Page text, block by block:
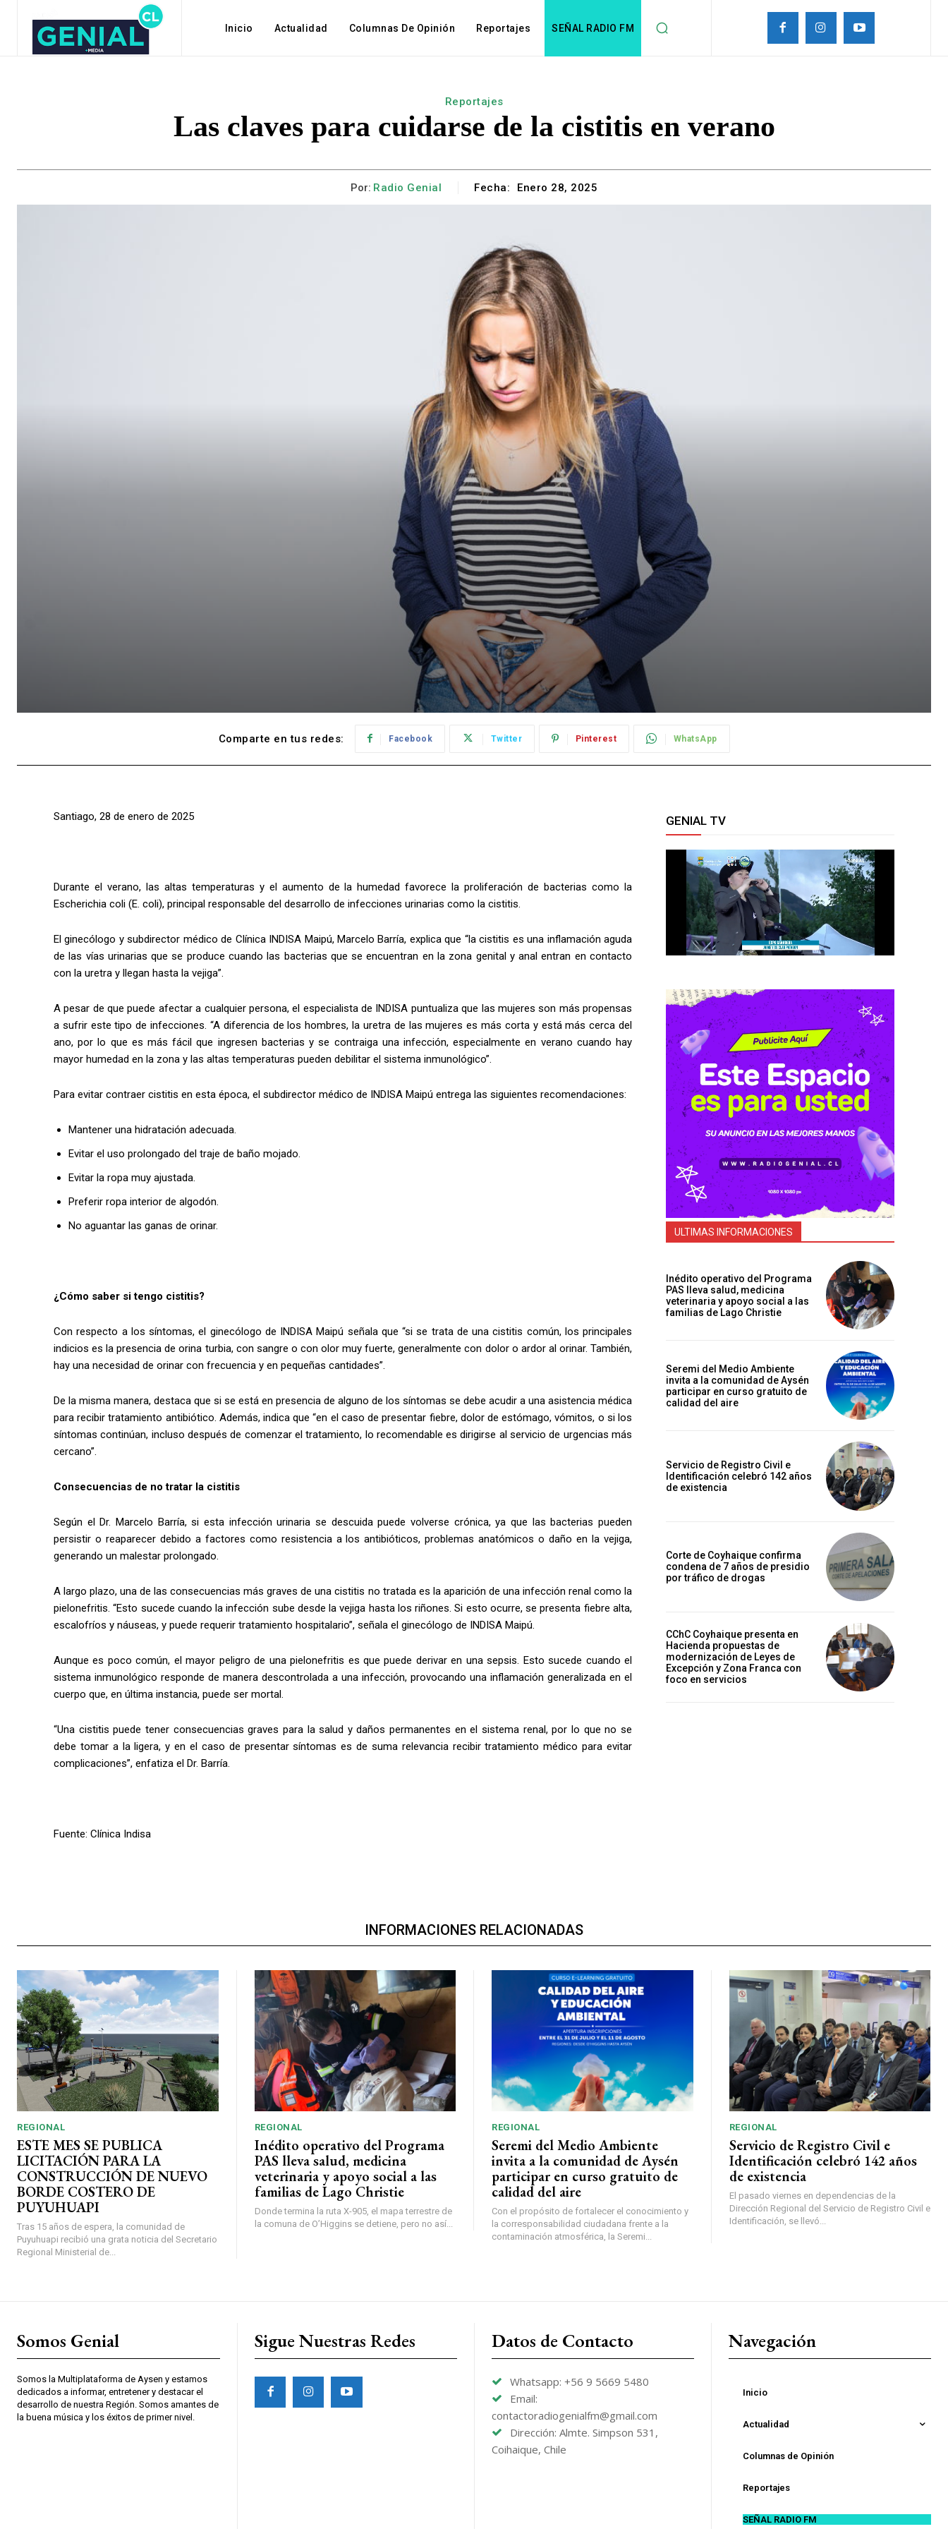
Inicio Actualidad Columnas De Opinión Reportajes SEÑAL RADIO FM
Reportajes
Las claves para cuidarse de la cistitis en verano
Por: Radio Genial Fecha: Enero 28, 2025
Comparte en tus redes: Facebook Twitter Pinterest WhatsApp
Santiago, 28 de enero de 2025
Durante el verano, las altas temperaturas y el aumento de la humedad favorece la proliferación de bacterias como la
Escherichia coli (E. coli), principal responsable del desarrollo de infecciones urinarias como la cistitis.
El ginecólogo y subdirector médico de Clínica INDISA Maipú, Marcelo Barría, explica que “la cistitis es una inflamación aguda
de las vías urinarias que se produce cuando las bacterias que se encuentran en la zona genital y anal entran en contacto
con la uretra y llegan hasta la vejiga”.
A pesar de que puede afectar a cualquier persona, el especialista de INDISA puntualiza que las mujeres son más propensas
a sufrir este tipo de infecciones. “A diferencia de los hombres, la uretra de las mujeres es más corta y está más cerca del
ano, por lo que es más fácil que ingresen bacterias y se contraiga una infección, especialmente en verano cuando hay
mayor humedad en la zona y las altas temperaturas pueden debilitar el sistema inmunológico”.
Para evitar contraer cistitis en esta época, el subdirector médico de INDISA Maipú entrega las siguientes recomendaciones:
Mantener una hidratación adecuada.
Evitar el uso prolongado del traje de baño mojado.
Evitar la ropa muy ajustada.
Preferir ropa interior de algodón.
No aguantar las ganas de orinar.
¿Cómo saber si tengo cistitis?
Con respecto a los síntomas, el ginecólogo de INDISA Maipú señala que “si se trata de una cistitis común, los principales
indicios es la presencia de orina turbia, con sangre o con olor muy fuerte, generalmente con dolor o ardor al orinar. También,
hay una necesidad de orinar con frecuencia y en pequeñas cantidades”.
De la misma manera, destaca que si se está en presencia de alguno de los síntomas se debe acudir a una asistencia médica
para recibir tratamiento antibiótico. Además, indica que “en el caso de presentar fiebre, dolor de estómago, vómitos, o si los
síntomas continúan, incluso después de comenzar el tratamiento, lo recomendable es dirigirse al servicio de urgencias más
cercano”.
Consecuencias de no tratar la cistitis
Según el Dr. Marcelo Barría, si esta infección urinaria se descuida puede volverse crónica, ya que las bacterias pueden
persistir o reaparecer debido a factores como resistencia a los antibióticos, problemas anatómicos o daño en la vejiga,
generando un malestar prolongado.
A largo plazo, una de las consecuencias más graves de una cistitis no tratada es la aparición de una infección renal como la
pielonefritis. “Esto sucede cuando la infección sube desde la vejiga hasta los riñones. Si esto ocurre, se presenta fiebre alta,
escalofríos y náuseas, y puede requerir tratamiento hospitalario”, señala el ginecólogo de INDISA Maipú.
Aunque es poco común, el mayor peligro de una pielonefritis es que puede derivar en una sepsis. Esto sucede cuando el
sistema inmunológico responde de manera descontrolada a una infección, provocando una inflamación generalizada en el
cuerpo que, en última instancia, puede ser mortal.
“Una cistitis puede tener consecuencias graves para la salud y daños permanentes en el sistema renal, por lo que no se
debe tomar a la ligera, y en el caso de presentar síntomas es de suma relevancia recibir tratamiento médico para evitar
complicaciones”, enfatiza el Dr. Barría.
Fuente: Clínica Indisa
GENIAL TV
ULTIMAS INFORMACIONES
Inédito operativo del Programa
PAS lleva salud, medicina
veterinaria y apoyo social a las
familias de Lago Christie
Seremi del Medio Ambiente
invita a la comunidad de Aysén
participar en curso gratuito de
calidad del aire
Servicio de Registro Civil e
Identificación celebró 142 años
de existencia
Corte de Coyhaique confirma
condena de 7 años de presidio
por tráfico de drogas
CChC Coyhaique presenta en
Hacienda propuestas de
modernización de Leyes de
Excepción y Zona Franca con
foco en servicios
INFORMACIONES RELACIONADAS
REGIONAL
ESTE MES SE PUBLICA
LICITACIÓN PARA LA
CONSTRUCCIÓN DE NUEVO
BORDE COSTERO DE
PUYUHUAPI
Tras 15 años de espera, la comunidad de
Puyuhuapi recibió una grata noticia del Secretario
Regional Ministerial de...
REGIONAL
Inédito operativo del Programa
PAS lleva salud, medicina
veterinaria y apoyo social a las
familias de Lago Christie
Donde termina la ruta X-905, el mapa terrestre de
la comuna de O’Higgins se detiene, pero no así...
REGIONAL
Seremi del Medio Ambiente
invita a la comunidad de Aysén
participar en curso gratuito de
calidad del aire
Con el propósito de fortalecer el conocimiento y
la corresponsabilidad ciudadana frente a la
contaminación atmosférica, la Seremi...
REGIONAL
Servicio de Registro Civil e
Identificación celebró 142 años
de existencia
El pasado viernes en dependencias de la
Dirección Regional del Servicio de Registro Civil e
Identificación, se llevó...
Somos Genial
Somos la Multiplataforma de Aysen y estamos
dedicados a informar, entretener y destacar el
desarrollo de nuestra Región. Somos amantes de
la buena música y los éxitos de primer nivel.
Sigue Nuestras Redes Datos de Contacto
Whatsapp: +56 9 5669 5480
Email:
contactoradiogenialfm@gmail.com
Dirección: Almte. Simpson 531,
Coihaique, Chile
Navegación
Inicio
Actualidad
Columnas de Opinión
Reportajes
SEÑAL RADIO FM